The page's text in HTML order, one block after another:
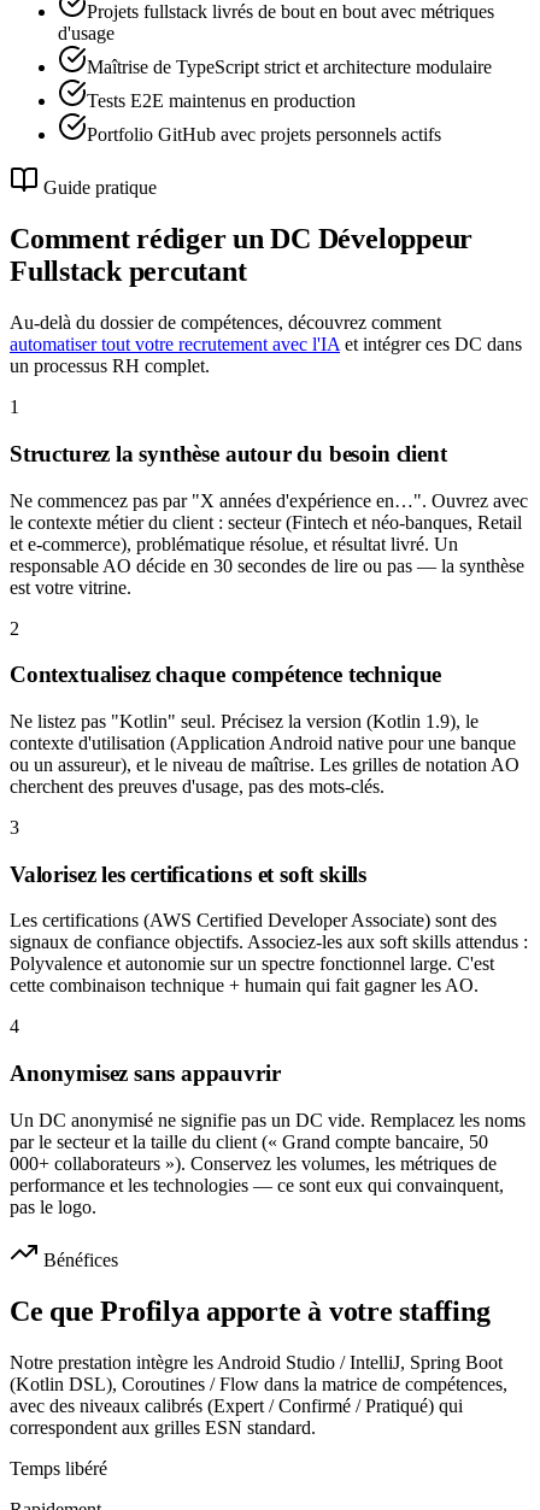
Projets fullstack livrés de bout en bout avec métriques
d'usage
Maîtrise de TypeScript strict et architecture modulaire
Tests E2E maintenus en production
Portfolio GitHub avec projets personnels actifs
Guide pratique
Comment rédiger un DC Développeur
Fullstackpercutant
Au-delà du dossier de compétences, découvrez comment
automatiser tout votre recrutement avec l'IA et intégrer ces DC dans
un processus RH complet.
1
Structurez la synthèse autour du besoin client
Ne commencez pas par "X années d'expérience en…". Ouvrez avec
le contexte métier du client : secteur (Fintech et néo-banques, Retail
et e-commerce), problématique résolue, et résultat livré. Un
responsable AO décide en 30 secondes de lire ou pas — la synthèse
est votre vitrine.
2
Contextualisez chaque compétence technique
Ne listez pas "Kotlin" seul. Précisez la version (Kotlin 1.9), le
contexte d'utilisation (Application Android native pour une banque
ou un assureur), et le niveau de maîtrise. Les grilles de notation AO
cherchent des preuves d'usage, pas des mots-clés.
3
Valorisez les certifications et soft skills
Les certifications (AWS Certified Developer Associate) sont des
signaux de confiance objectifs. Associez-les aux soft skills attendus :
Polyvalence et autonomie sur un spectre fonctionnel large. C'est
cette combinaison technique + humain qui fait gagner les AO.
4
Anonymisez sans appauvrir
Un DC anonymisé ne signifie pas un DC vide. Remplacez les noms
par le secteur et la taille du client (« Grand compte bancaire, 50
000+ collaborateurs »). Conservez les volumes, les métriques de
performance et les technologies — ce sont eux qui convainquent,
pas le logo.
Bénéfices
Ce que Profilya apporte à votre staffing
Notre prestation intègre les Android Studio / IntelliJ, Spring Boot
(Kotlin DSL), Coroutines / Flow dans la matrice de compétences,
avec des niveaux calibrés (Expert / Confirmé / Pratiqué) qui
correspondent aux grilles ESN standard.
Temps libéré